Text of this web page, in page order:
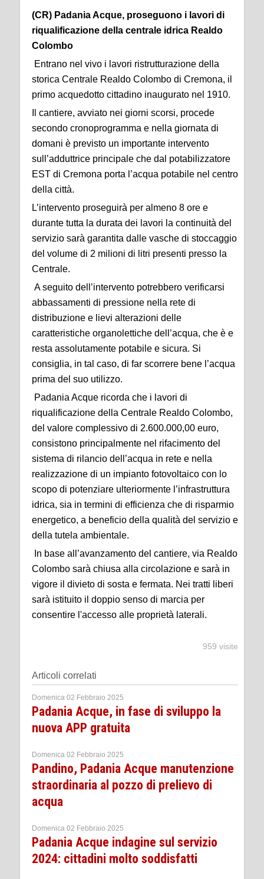
(CR) Padania Acque, proseguono i lavori di
riqualificazione della centrale idrica Realdo
Colombo
Entrano nel vivo i lavori ristrutturazione della
storica Centrale Realdo Colombo di Cremona, il
primo acquedotto cittadino inaugurato nel 1910.
Il cantiere, avviato nei giorni scorsi, procede
secondo cronoprogramma e nella giornata di
domani è previsto un importante intervento
sull’adduttrice principale che dal potabilizzatore
EST di Cremona porta l’acqua potabile nel centro
della città.
L’intervento proseguirà per almeno 8 ore e
durante tutta la durata dei lavori la continuità del
servizio sarà garantita dalle vasche di stoccaggio
del volume di 2 milioni di litri presenti presso la
Centrale.
A seguito dell’intervento potrebbero verificarsi
abbassamenti di pressione nella rete di
distribuzione e lievi alterazioni delle
caratteristiche organolettiche dell’acqua, che è e
resta assolutamente potabile e sicura. Si
consiglia, in tal caso, di far scorrere bene l’acqua
prima del suo utilizzo.
Padania Acque ricorda che i lavori di
riqualificazione della Centrale Realdo Colombo,
del valore complessivo di 2.600.000,00 euro,
consistono principalmente nel rifacimento del
sistema di rilancio dell’acqua in rete e nella
realizzazione di un impianto fotovoltaico con lo
scopo di potenziare ulteriormente l’infrastruttura
idrica, sia in termini di efficienza che di risparmio
energetico, a beneficio della qualità del servizio e
della tutela ambientale.
In base all’avanzamento del cantiere, via Realdo
Colombo sarà chiusa alla circolazione e sarà in
vigore il divieto di sosta e fermata. Nei tratti liberi
sarà istituito il doppio senso di marcia per
consentire l'accesso alle proprietà laterali.
959 visite
Articoli correlati
Domenica 02 Febbraio 2025
Padania Acque, in fase di sviluppo la
nuova APP gratuita
Domenica 02 Febbraio 2025
Pandino, Padania Acque manutenzione
straordinaria al pozzo di prelievo di
acqua
Domenica 02 Febbraio 2025
Padania Acque indagine sul servizio
2024: cittadini molto soddisfatti